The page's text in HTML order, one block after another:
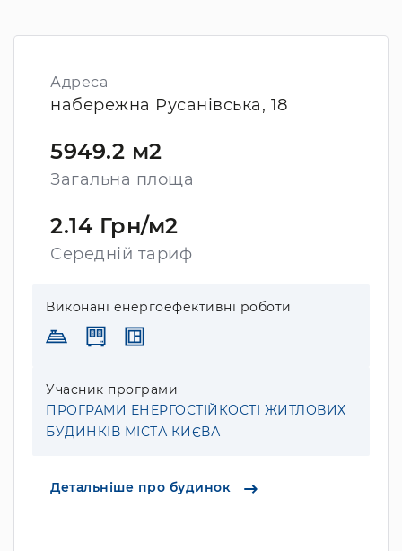
Адреса
набережна Русанівська, 18
5949.2 м2
Загальна площа
2.14 Грн/м2
Середній тариф
Виконані енергоефективні роботи
Учасник програми
ПРОГРАМИ ЕНЕРГОСТІЙКОСТІ ЖИТЛОВИХ
БУДИНКІВ МІСТА КИЄВА
Детальніше про будинок